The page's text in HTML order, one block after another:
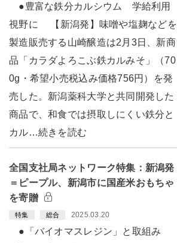
●豊富な鉄分カルシウム 学給利用
視野に 【新潟発】味噌や塩麹などを
製造販売する山崎醸造は2月3日、新商
品「カラダよろこぶ鉄カルみそ」（70
0g・希望小売税込み価格756円）を発
売した。新潟薬科大学と共同開発した
商品で、和食では摂取しにくい鉄分と
カル…続きを読む
全国支社局ネットワーク特集：新潟発
＝ピープル、新潟市に国産米おもちゃ
を寄贈
特集 総合 2025.03.20
●「バイオマスレジン」と取組み